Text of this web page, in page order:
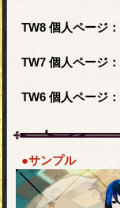
TW8 個人ページ：
TW7 個人ページ：
TW6 個人ページ：
●サンプル